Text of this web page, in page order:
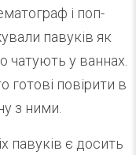
і поп-
павуків як
чатують у ваннах.
готові повірити в
з ними.
павуків є досить